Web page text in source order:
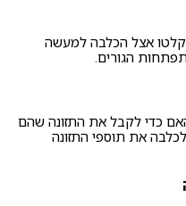
אצל הכלבה למעשה
הגורים.
כדי לקבל את התזונה שהם
את תוספי התזונה